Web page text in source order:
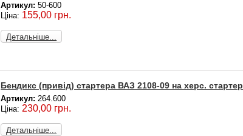
Артикул: 50-600
Ціна: 155,00 грн.
Детальніше...
Бендикс (привід) стартера ВАЗ 2108-09 на херс. стартер
Артикул: 264.600
Ціна:230,00 грн.
Детальніше...